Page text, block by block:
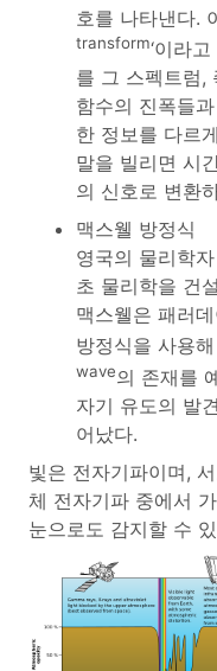
호를 나타낸다.
transform‘이라
를 그 스펙트럼,
함수의 진폭들
한 정보를 다르
말을 빌리면 시
의 신호로 변환
맥스웰 방정식
영국의 물리학
초 물리학을 건
맥스웰은 패러
방정식을 사용
wave의 존재를
자기 유도의 발
어났다.
빛은 전자기파이며,
체 전자기파 중에서
눈으로도 감지할 수